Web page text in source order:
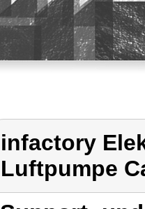
infactory
Luftpumpe